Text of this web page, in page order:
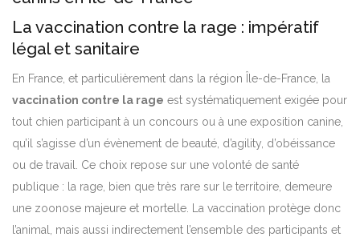
La vaccination contre la rage : impératif
légal et sanitaire
En France, et particulièrement dans la région Île-de-France, la
vaccination contre la rage est systématiquement exigée pour
tout chien participant à un concours ou à une exposition canine,
qu’il s’agisse d’un évènement de beauté, d’agility, d’obéissance
ou de travail. Ce choix repose sur une volonté de santé
publique : la rage, bien que très rare sur le territoire, demeure
une zoonose majeure et mortelle. La vaccination protège donc
l’animal, mais aussi indirectement l’ensemble des participants et